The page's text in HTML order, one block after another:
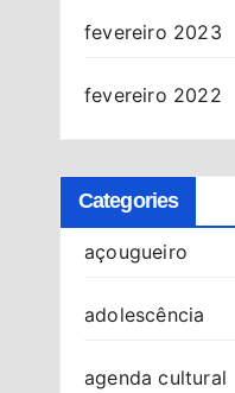
fevereiro 2023
fevereiro 2022
Categories
açougueiro
adolescência
agenda cultural